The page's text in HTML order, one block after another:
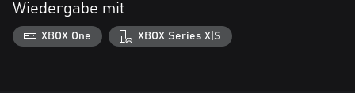
Wiedergabe mit
XBOX One XBOX Series X|S